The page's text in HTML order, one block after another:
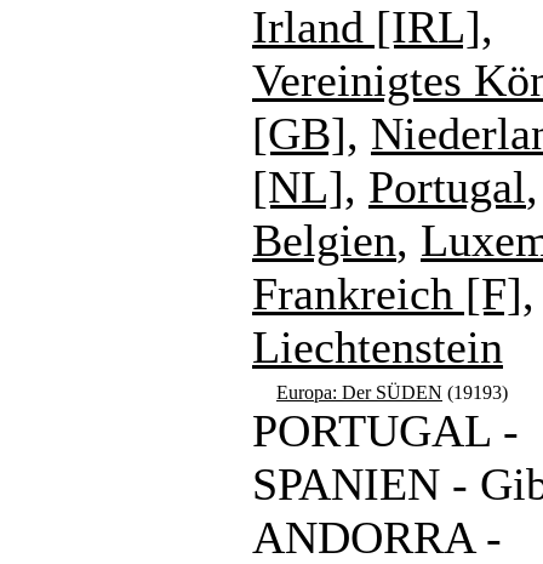
Irland [IRL],
Vereinigtes
[GB],
[NL], Portugal,
Belgien,
Frankreich [F],
Liechtenstein
Europa: Der SÜDEN (19193)
PORTUGAL -
SPANIEN -
ANDORRA -